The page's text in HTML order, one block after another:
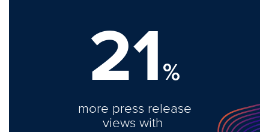
21%
more press release
views with